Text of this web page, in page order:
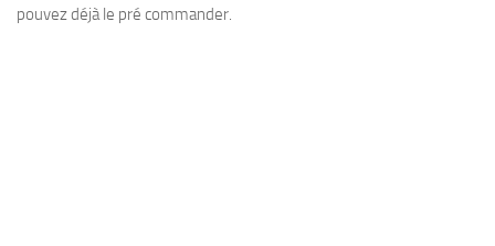
pouvez déjà le pré commander.